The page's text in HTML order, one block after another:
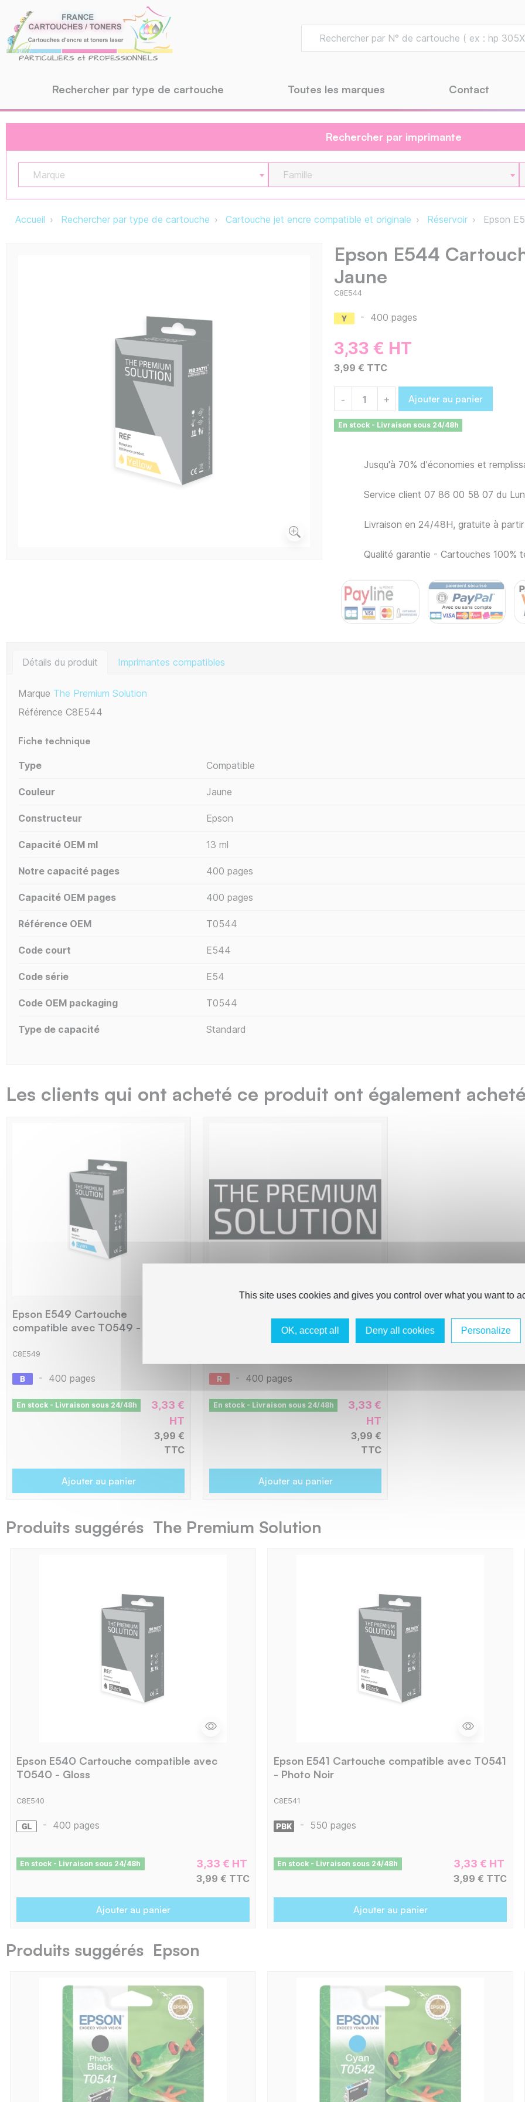
Rechercher par type de cartouche Toutes les marques Contact
Rechercher par imprimante
Marque Famille
Accueil Rechercher par type de cartouche Cartouche jet encre compatible et originale Réservoir Epson
Epson E544
Jaune
C8E544
- 400 pages
3,33 € HT
3,99 € TTC
- + Ajouter au panier
En stock - Livraison sous 24/48h
Jusqu'à 70% d'économies et
Service client 07 86 00 58 07 du
Livraison en 24/48H, gratuite à
Qualité garantie - Cartouches 100%
Détails du produit Imprimantes compatibles
Marque The Premium Solution
Référence C8E544
Fiche technique
Type Compatible
Couleur Jaune
Constructeur Epson
Capacité OEM ml 13 ml
Notre capacité pages 400 pages
Capacité OEM pages 400 pages
Référence OEM T0544
Code court E544
Code série E54
Code OEM packaging T0544
Type de capacité Standard
Les clients qui ont acheté ce produit ont également
Epson E549 Cartouche
compatible avec T0549 - Bleu
C8E549
- 400 pages
En stock - Livraison sous 24/48h
3,33 €
HT
3,99 €
TTC
Ajouter au panier
avec T0547 - Rouge
- 400 pages
En stock - Livraison sous 24/48h
3,33 €
HT
3,99 €
TTC
Ajouter au panier
Produits suggérés The Premium Solution
Epson E540 Cartouche compatible avec
T0540 - Gloss
C8E540
- 400 pages
En stock - Livraison sous 24/48h 3,33 € HT
3,99 € TTC
Ajouter au panier
Epson E541 Cartouche compatible avec T0541
- Photo Noir
C8E541
- 550 pages
En stock - Livraison sous 24/48h 3,33 € HT
3,99 € TTC
Ajouter au panier
Produits suggérés Epson
This site uses cookies and gives you control over what you want to
OK, accept all Deny all cookies Personalize